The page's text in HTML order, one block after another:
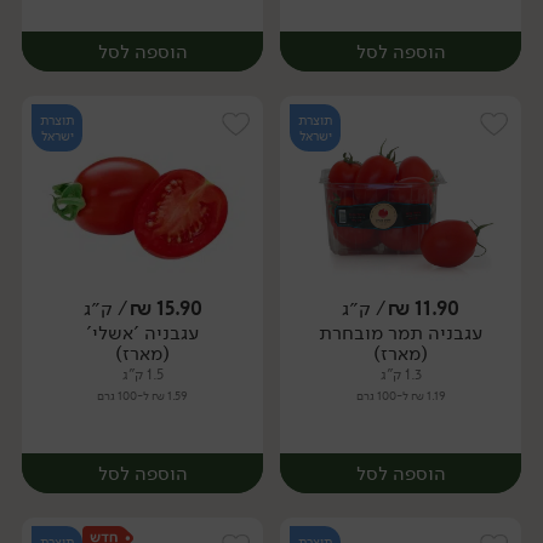
הוספה לסל
יח׳ ק״ג
הוספה לסל
מארז
תוצרת
ישראל
11.90
₪/ ק״ג
עגבניה תמר מובחרת
(מארז)
1.3 ק"ג
1.19 ₪ ל-100 גרם
הוספה לסל
תוצרת
ישראל
15.90
₪/ ק״ג
עגבניה 'אשלי'
(מארז)
1.5 ק"ג
1.59 ₪ ל-100 גרם
הוספה לסל